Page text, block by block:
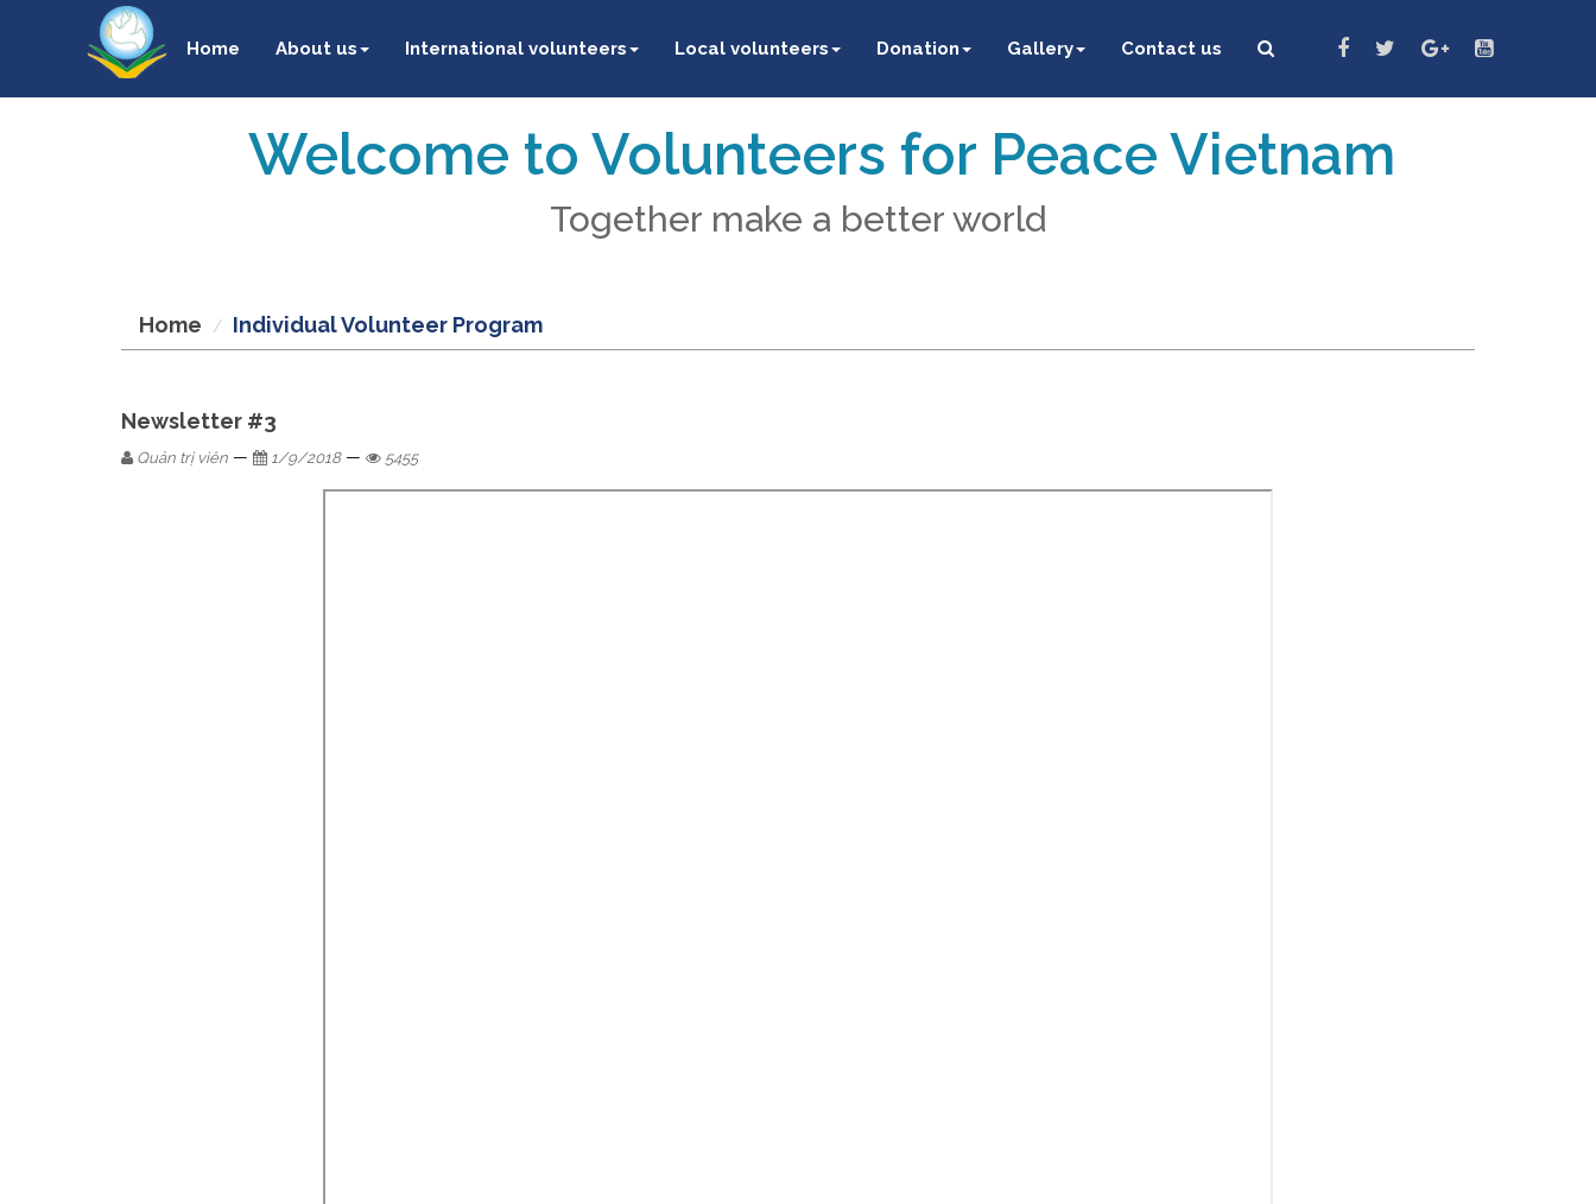
Home About us International volunteers Local volunteers Donation Gallery Contact us
Welcome to Volunteers for Peace Vietnam
Together make a better world
Home Individual Volunteer Program
Newsletter #3
Quản trị viên — 1/9/2018— 5455